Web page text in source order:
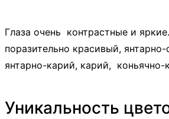
Глаза очень контрастные и
поразительно красивый,
янтарно-карий, карий, коньячно-
Уникальность